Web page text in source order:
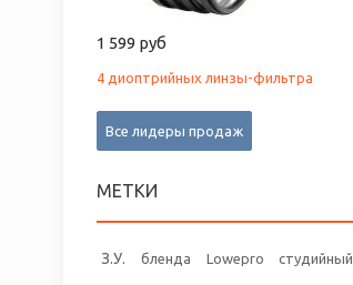
1 599 руб
4 диоптрийных линзы-фильтра
Все лидеры продаж
МЕТКИ
З.У. бленда Lowepro студийный